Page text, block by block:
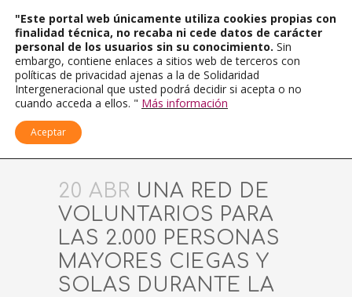
20 ABR UNA RED DE
VOLUNTARIOS PARA
LAS 2.000 PERSONAS
MAYORES CIEGAS Y
SOLAS DURANTE LA
"Este portal web únicamente utiliza cookies propias con
finalidad técnica, no recaba ni cede datos de carácter
personal de los usuarios sin su conocimiento. Sin
embargo, contiene enlaces a sitios web de terceros con
políticas de privacidad ajenas a la de Solidaridad
Intergeneracional que usted podrá decidir si acepta o no
cuando acceda a ellos. " Más información
Aceptar